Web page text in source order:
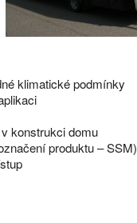
klimatické podmínky
konstrukci domu
produktu – SSM)